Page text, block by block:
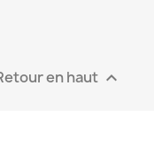
en haut 